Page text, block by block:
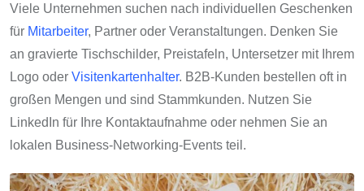
Viele Unternehmen suchen nach individuellen Geschenken
für Mitarbeiter, Partner oder Veranstaltungen. Denken Sie
an gravierte Tischschilder, Preistafeln, Untersetzer mit Ihrem
Logo oder Visitenkartenhalter. B2B-Kunden bestellen oft in
großen Mengen und sind Stammkunden. Nutzen Sie
LinkedIn für Ihre Kontaktaufnahme oder nehmen Sie an
lokalen Business-Networking-Events teil.